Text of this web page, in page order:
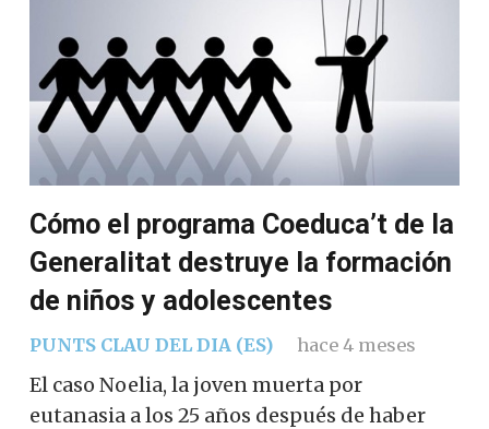
Cómo el programa Coeduca’t de la
Generalitat destruye la formación
de niños y adolescentes
PUNTS CLAU DEL DIA (ES) hace 4 meses
El caso Noelia, la joven muerta por
eutanasia a los 25 años después de haber